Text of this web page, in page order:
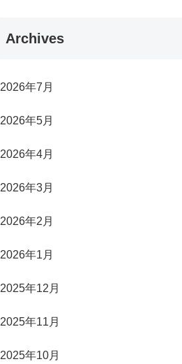
Archives
2026年7月
2026年5月
2026年4月
2026年3月
2026年2月
2026年1月
2025年12月
2025年11月
2025年10月